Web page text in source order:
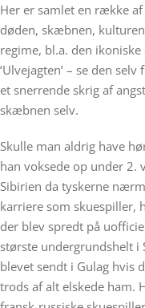
Her er samlet en række
døden, skæbnen,
regime, bl.a. den
‘Ulvejagten’ – se den
et snerrende skrig af
skæbnen selv.
Skulle man aldrig have
han voksede op under 2.
Sibirien da tyskerne
karriere som skuespiller,
der blev spredt på
største undergrundshelt i
blevet sendt i Gulag hvis
trods af alt elskede ham.